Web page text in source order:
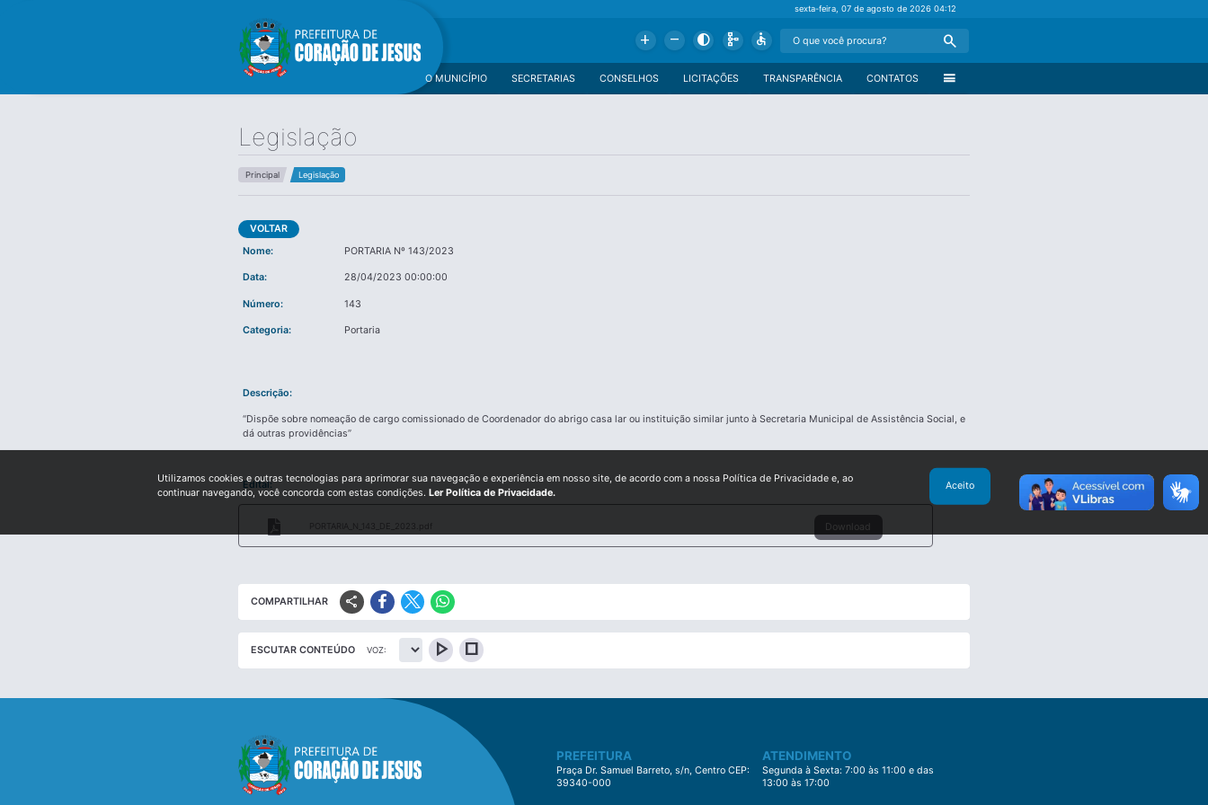
sexta-feira, 07 de agosto de 202604:12
Add Remove Contrast Schema Accessible Search
menu
CONTATOS
TRANSPARÊNCIA
LICITAÇÕES
CONSELHOS
SECRETARIAS
O MUNICÍPIO
Legislação
Principal Legislação
VOLTAR
Nome:
PORTARIA Nº 143/2023
Data: 28/04/2023 00:00:00
Número: 143
Categoria: Portaria
Descrição:
“Dispõe sobre nomeação de cargo comissionado de Coordenador do abrigo casa lar ou instituição similar junto à Secretaria Municipal de Assistência Social, e
dá outras providências”
Edital:
PORTARIA_N_143_DE_2023.pdf Download
COMPARTILHAR share
ESCUTAR CONTEÚDO VOZ: play_arrow stop
PREFEITURA
Praça Dr. Samuel Barreto, s/n, Centro CEP:
39340-000
ATENDIMENTO
Segunda à Sexta: 7:00 às 11:00 e das
13:00 às 17:00
Utilizamos cookies e outras tecnologias para aprimorar sua navegação e experiência em nosso site, de acordo com a nossa Política de Privacidade e, ao
continuar navegando, você concorda com estas condições. Ler Política de Privacidade.
Aceito